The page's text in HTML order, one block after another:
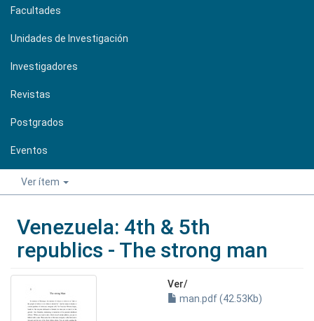
Facultades
Unidades de Investigación
Investigadores
Revistas
Postgrados
Eventos
Ver ítem
Venezuela: 4th & 5th
republics - The strong man
Ver/
man.pdf (42.53Kb)